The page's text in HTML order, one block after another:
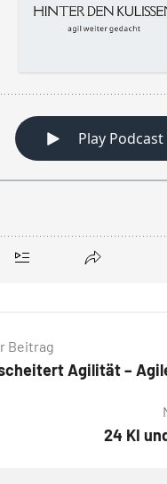
Beitrag
Agilität –
24 KI